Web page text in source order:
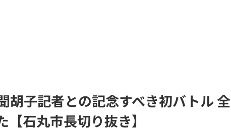
胡子記者との記念すべき初バトル 全
石丸市長切り抜き】